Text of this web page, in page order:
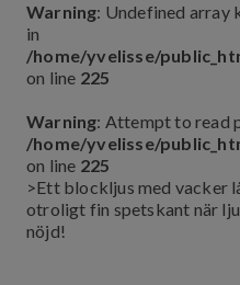
Warning: Undefined array
in
/home/yvelisse/
on line 225
Warning: Attempt to read
/home/yvelisse/
on line 225
>Ett blockljus med vacker
otroligt fin spetskant när
nöjd!